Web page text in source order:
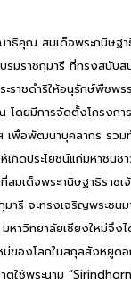
ธิคุณ สมเด็จพระกนิษฐา
รมราชกุมารี ที่ทรงสนับ
ราชดำริให้อนุรักษ์พืชพร
โดยมีการจัดตั้งโครงก
ฯ เพื่อพัฒนาบุคลากร รว
กิดประโยชน์แก่มหาชนช
สมเด็จพระกนิษฐาธิราช
มารี จะทรงเจริญพระช
าวิทยาลัยเชียงใหม่จึงไ
ของโลกในสกุลสังหยูด
ตใช้พระนาม